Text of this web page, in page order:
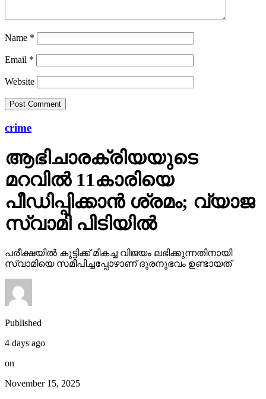
Name *
Email *
Website
crime
ആഭിചാരക്രിയയുടെ
മറവിൽ 11കാരിയെ
പീഡിപ്പിക്കാൻ ശ്രമം; വ്യാജ
സ്വാമി പിടിയിൽ
പരീക്ഷയിൽ കുട്ടിക്ക് മികച്ച വിജയം ലഭിക്കുന്നതിനായി
സ്വാമിയെ സമീപിച്ചപ്പോഴാണ് ദുരനുഭവം ഉണ്ടായത്
Published
4 days ago
on
November 15, 2025